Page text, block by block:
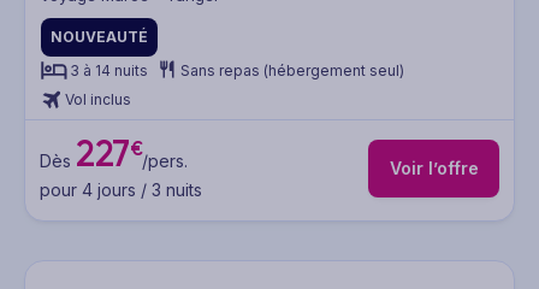
NOUVEAUTÉ
3 à 14 nuits
Sans repas (hébergement seul)
Vol inclus
Dès 227€/pers.
pour 4 jours / 3 nuits
Voir l’offre